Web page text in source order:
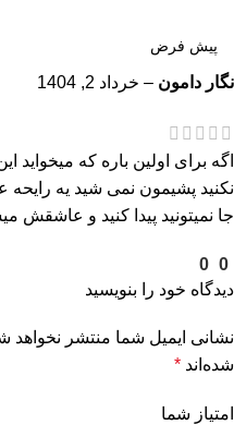
نگار دامون – خرداد 2, 1404
اگه برای اولین باره که میخواید
نکنید پشیمون نمی شید یه
جا نمیتونید پیدا کنید و عاشقش
0
0
دیدگاه خود را بنویسید
نشانی ایمیل شما منتشر نخواهد
شده‌اند *
امتیاز شما